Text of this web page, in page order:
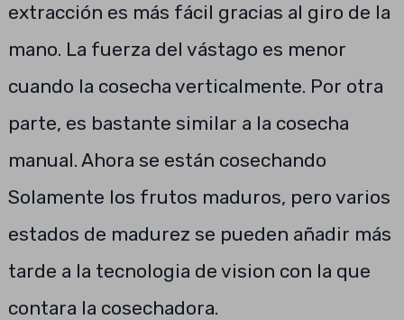
extracción es más fácil gracias al giro de la
mano. La fuerza del vástago es menor
cuando la cosecha verticalmente. Por otra
parte, es bastante similar a la cosecha
manual. Ahora se están cosechando
Solamente los frutos maduros, pero varios
estados de madurez se pueden añadir más
tarde a la tecnologia de vision con la que
contara la cosechadora.